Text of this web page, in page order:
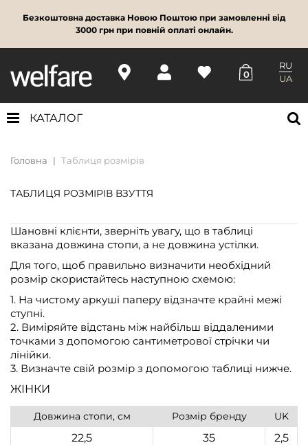
Безкоштовна доставка Новою Поштою при замовленні від
3000 грн при повній оплаті онлайн.
0
RU
UA
КАТАЛОГ
Головна Таблиця розмірів
ТАБЛИЦЯ РОЗМІРІВ ВЗУТТЯ
Шановні клієнти, зверніть увагу, що в таблиці
вказана довжина стопи, а не довжина устілки.
Для того, щоб правильно визначити необхідний
розмір скористайтесь наступною схемою:
1. На чистому аркуші паперу відзначте крайні межі
ступні.
2. Виміряйте відстань між найбільш віддаленими
точками з допомогою сантиметрової стрічки чи
лінійки.
3. Визначте свій розмір з допомогою таблиці нижче.
ЖІНКИ
Довжина стопи, см Розмір бренду UK
22,5 35
2,5